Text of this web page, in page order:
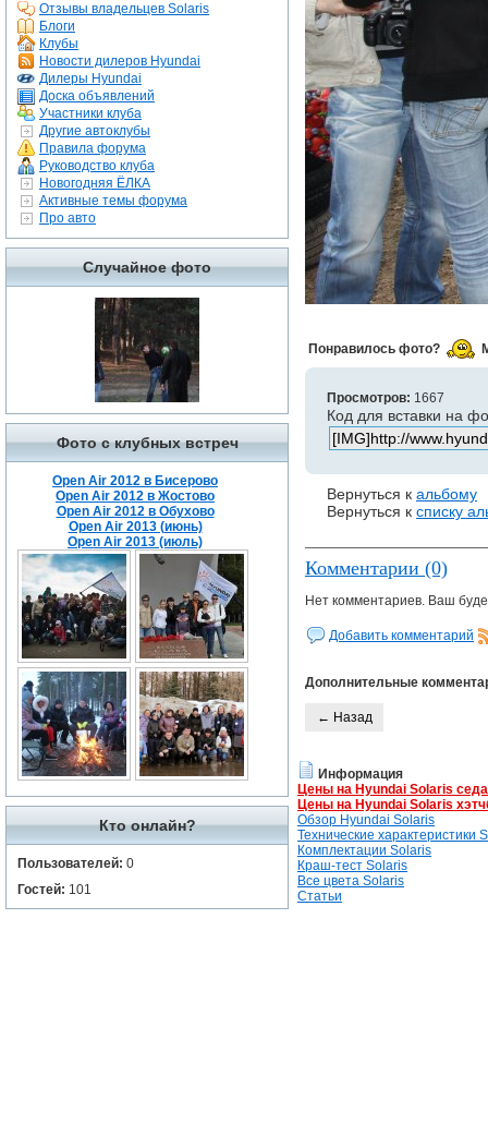
Отзывы владельцев Solaris
Блоги
Клубы
Новости дилеров Hyundai
Дилеры Hyundai
Доска объявлений
Участники клуба
Другие автоклубы
Правила форума
Руководство клуба
Новогодняя ЁЛКА
Активные темы форума
Про авто
Случайное фото
Фото с клубных встреч
Open Air 2012 в Бисерово
Open Air 2012 в Жостово
Open Air 2012 в Обухово
Open Air 2013 (июнь)
Open Air 2013 (июль)
Кто онлайн?
Пользователей: 0
Гостей: 101
Понравилось фото?
Просмотров: 1667
Код для вставки на
Вернуться к альбому
Вернуться к списку
Комментарии (0)
Нет комментариев. Ваш
Добавить комментарий
Дополнительные
← Назад
Информация
Цены на Hyundai Solaris
Цены на Hyundai Solaris
Обзор Hyundai Solaris
Технические характеристики
Комплектации Solaris
Краш-тест Solaris
Все цвета Solaris
Статьи